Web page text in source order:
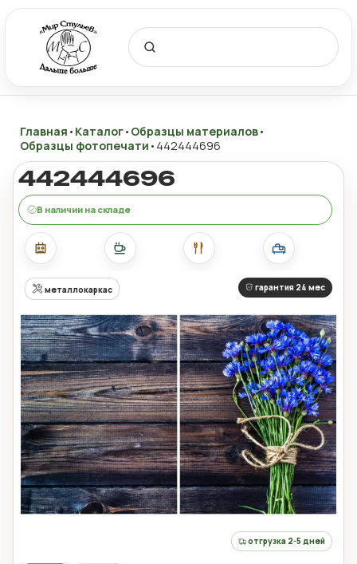
Главная • Каталог• Образцы материалов•
Образцы фотопечати • 442444696
442444696
В наличии на складе
металлокаркас гарантия 24 мес
отгрузка 2-5 дней